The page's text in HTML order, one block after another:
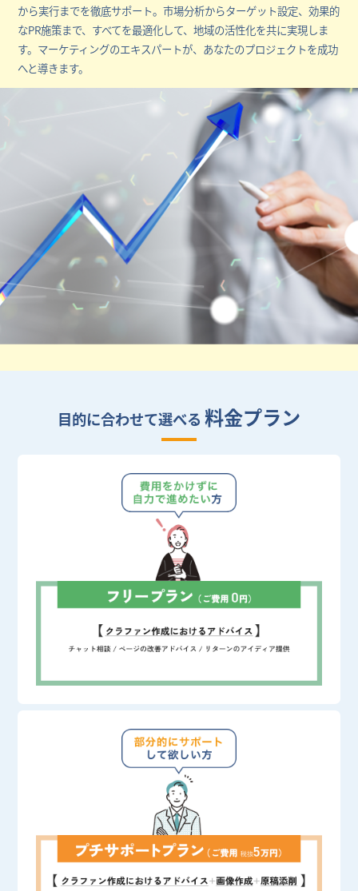
から実行までを徹底サポート。市場分析からターゲット設定、効果的
なPR施策まで、すべてを最適化して、地域の活性化を共に実現しま
す。マーケティングのエキスパートが、あなたのプロジェクトを成功
へと導きます。
目的に合わせて選べる 料金プラン